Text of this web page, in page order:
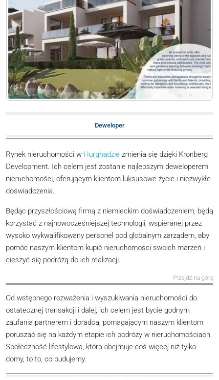
Deweloper
Rynek nieruchomości w Hurghadzie zmienia się dzięki Kronberg
Development. Ich celem jest zostanie najlepszym deweloperem
nieruchomości, oferującym klientom luksusowe życie i niezwykłe
doświadczenia.
Będąc przyszłościową firmą z niemieckim doświadczeniem, będą
korzystać z najnowocześniejszej technologii, wspieranej przez
wysoko wykwalifikowany personel pod globalnym zarządem, aby
pomóc naszym klientom kupić nieruchomości swoich marzeń i
cieszyć się podróżą do ich realizacji.
Przejdź na górę
Od wstępnego rozważenia i wyszukiwania nieruchomości do
ostatecznej transakcji i dalej, ich celem jest bycie godnym
zaufania partnerem i doradcą, pomagającym naszym klientom
poruszać się na każdym etapie ich podróży w nieruchomościach.
Społeczność lifestylowa, która obejmuje coś więcej niż tylko
domy, to to, co budujemy.